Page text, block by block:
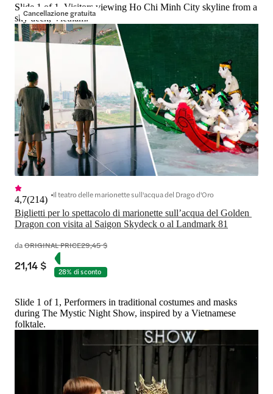
Cancellazione gratuita
Slide 1 of 1, Visitors viewing Ho Chi Minh City skyline from a
sky deck, Vietnam.
Biglietti per lo spettacolo di marionette sull’acqua del Golden
Dragon con visita al Saigon Skydeck o al Landmark 81
4,7(214) Il teatro delle marionette sull'acqua del Drago d'Oro
daORIGINAL PRICE29,45 $
21,14 $ 28% di sconto
Slide 1 of 1, Performers in traditional costumes and masks
during The Mystic Night Show, inspired by a Vietnamese
folktale.